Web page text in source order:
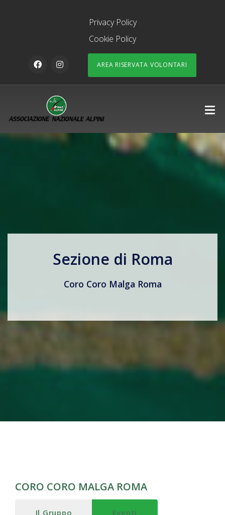
Privacy Policy
Cookie Policy
AREA RISERVATA VOLONTARI
Sezione di Roma
Coro Coro Malga Roma
CORO CORO MALGA ROMA
Il Gruppo Eventi